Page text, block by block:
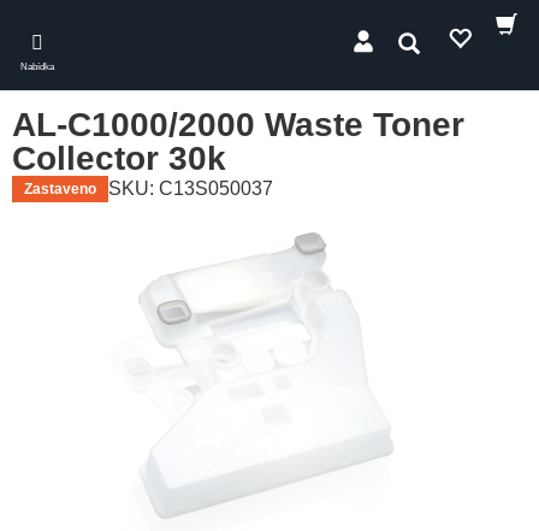
main
content
Nabídka
Hledat
AL-C1000/2000 Waste Toner
Collector 30k
Zastaveno SKU: C13S050037